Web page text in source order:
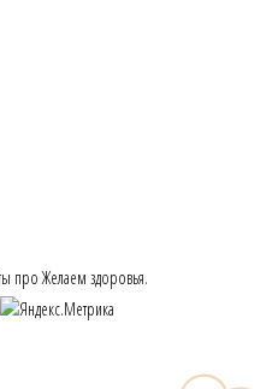
про Желаем здоровья.